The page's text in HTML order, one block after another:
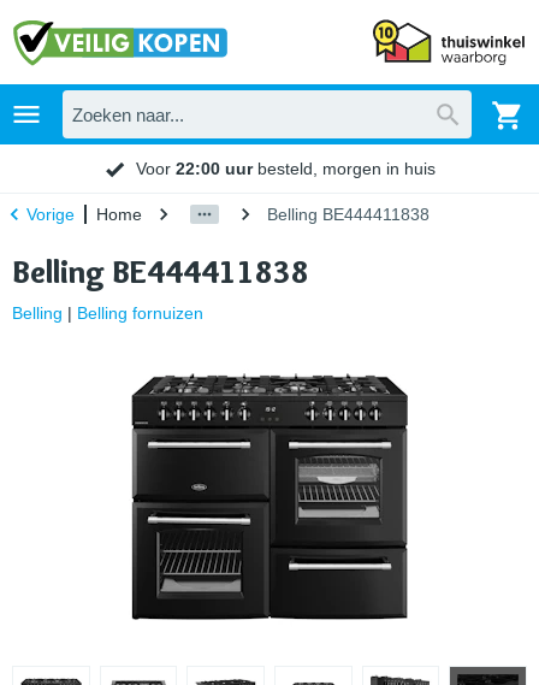
Voor 22:00 uurbesteld, morgen in huis
Vorige Home Belling BE444411838
Belling BE444411838
Belling | Belling fornuizen